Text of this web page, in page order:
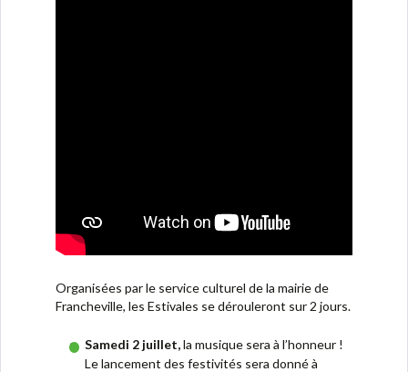
Organisées par le service culturel de la mairie de
Francheville, les Estivales se dérouleront sur 2 jours.
Samedi 2 juillet,la musique sera à l’honneur !
Le lancement des festivités sera donné à